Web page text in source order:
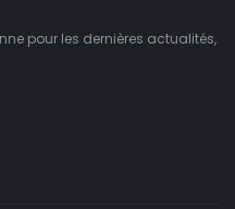
pour les dernières actualités,